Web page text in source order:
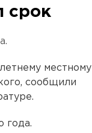
срок
местному
сообщили
года.